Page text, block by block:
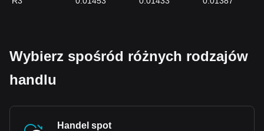
Wybierz spośród różnych rodzajów
handlu
Handel spot